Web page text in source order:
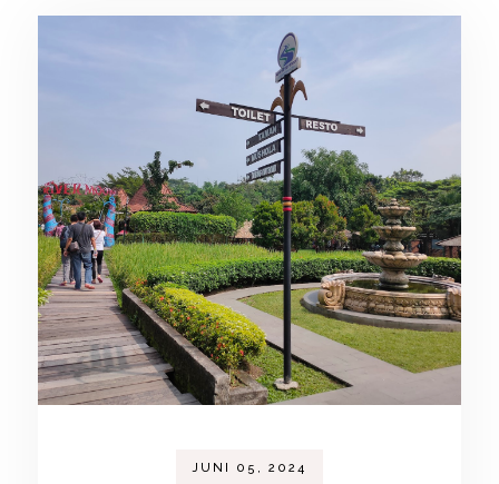
JUNI 05, 2024